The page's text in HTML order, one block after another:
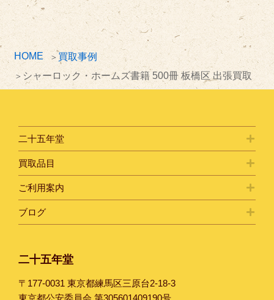
HOME
買取事例
シャーロック・ホームズ書籍 500冊 板橋区 出張買取
二十五年堂
買取品目
ご利用案内
ブログ
二十五年堂
〒177-0031 東京都練馬区三原台2-18-3
東京都公安委員会 第305601409190号